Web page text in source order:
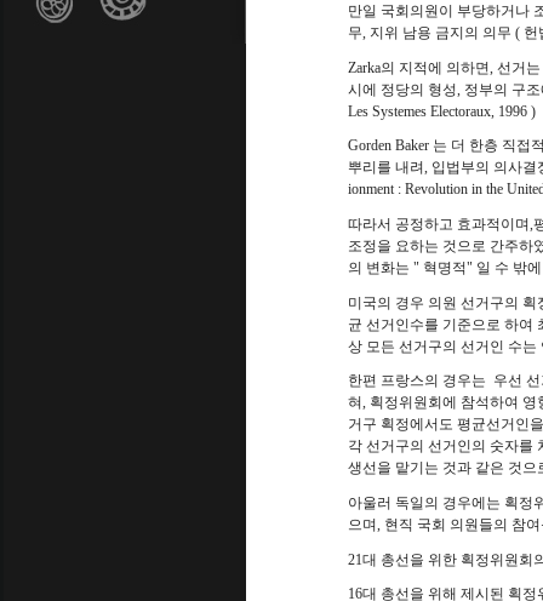
만일 국회의원이 부당하거나
무, 지위 남용 금지의 의무 ( 헌
Zarka의 지적에 의하면 선거
시에 정당의 형성 정부의 구
Les Systemes Electoraux, 1996 )
Gorden Baker 는 더 한층 직접
뿌리를 내려, 입법부의 의사결
ionment : Revolution in the
따라서 공정하고 효과적이며,
조정을 요하는 것으로 간주하
의 변화는 " 혁명적" 일 수 밖
미국의 경우 의원 선거구의 획
균 선거인수를 기준으로 하여
상 모든 선거구의 선거인 수
한편 프랑스의 경우는 우선
혀, 획정위원회에 참석하여
거구 획정에서도 평균선거인
각 선거구의 선거인의 숫자를
생선을 맡기는 것과 같은 것
아울러 독일의 경우에는 획정
으며, 현직 국회 의원들의 참
21대 총선을 위한 획정위원회
16대 총선을 위해 제시된 획정